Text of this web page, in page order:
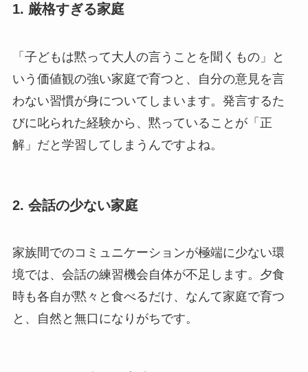
1. 厳格すぎる家庭
「子どもは黙って大人の言うことを聞くもの」と
いう価値観の強い家庭で育つと、自分の意見を言
わない習慣が身についてしまいます。発言するた
びに叱られた経験から、黙っていることが「正
解」だと学習してしまうんですよね。
2. 会話の少ない家庭
家族間でのコミュニケーションが極端に少ない環
境では、会話の練習機会自体が不足します。夕食
時も各自が黙々と食べるだけ、なんて家庭で育つ
と、自然と無口になりがちです。